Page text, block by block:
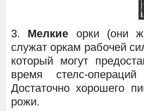
3. Мелкие орки (они
служат оркам рабочей
который могут
время стелс-
Достаточно хорошего
рожи.